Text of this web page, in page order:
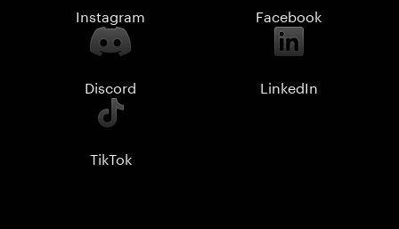
Instagram Facebook
Discord LinkedIn
TikTok